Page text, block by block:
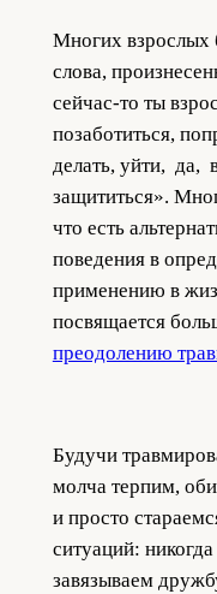
Многих взрослых
слова,
сейчас-то ты
позаботиться,
делать, уйти, да,
защититься».
что есть
поведения в
применению в
посвящается
преодолению
Будучи
молча терпим,
и просто
ситуаций:
завязываем